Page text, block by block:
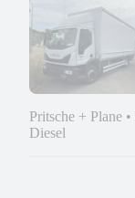
Pritsche + Plane •
Diesel